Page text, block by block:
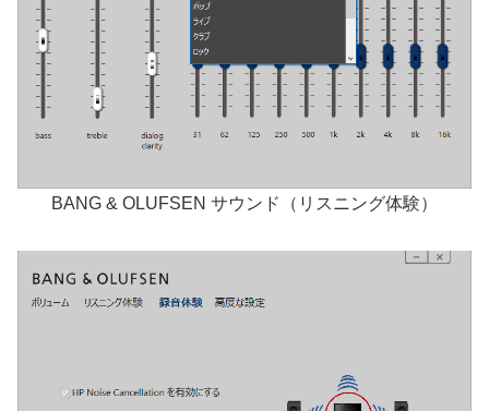
BANG & OLUFSEN サウンド（リスニング体験）